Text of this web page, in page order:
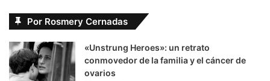
Por Rosmery Cernadas
«Unstrung Heroes»: un retrato
conmovedor de la familia y el cáncer de
ovarios